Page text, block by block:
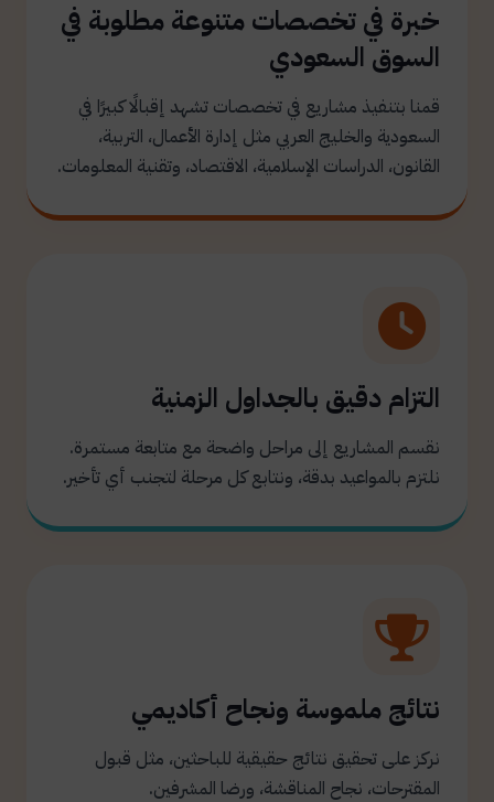
خبرة في تخصصات متنوعة مطلوبة في
السوق السعودي
قمنا بتنفيذ مشاريع في تخصصات تشهد إقبالًا كبيرًا في
السعودية والخليج العربي مثل إدارة الأعمال، التربية،
القانون، الدراسات الإسلامية، الاقتصاد، وتقنية المعلومات.
التزام دقيق بالجداول الزمنية
نقسم المشاريع إلى مراحل واضحة مع متابعة مستمرة.
نلتزم بالمواعيد بدقة، ونتابع كل مرحلة لتجنب أي تأخير.
نتائج ملموسة ونجاح أكاديمي
نركز على تحقيق نتائج حقيقية للباحثين، مثل قبول
المقترحات، نجاح المناقشة، ورضا المشرفين.